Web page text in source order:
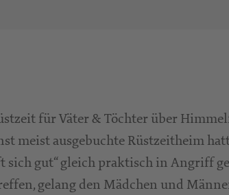
für Väter & Töchter über
meist ausgebuchte Rüstzeitheim
sich gut“ gleich praktisch in Angriff
gelang den Mädchen und